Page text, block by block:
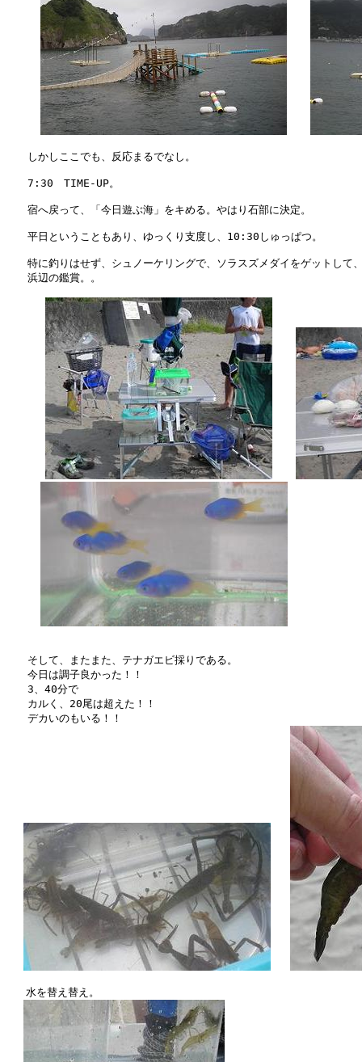
しかしここでも、反応まるでなし。
7:30　TIME-UP。
宿へ戻って、「今日遊ぶ海」をキめる。やはり石部に決定。
平日ということもあり、ゆっくり支度し、10:30しゅっぱつ。
特に釣りはせず、シュノーケリングで、ソラスズメダイをゲットして
浜辺の鑑賞。。
そして、またまた、テナガエビ採りである。
今日は調子良かった！！
3、40分で
カルく、20尾は超えた！！
デカいのもいる！！
   水を替え替え。